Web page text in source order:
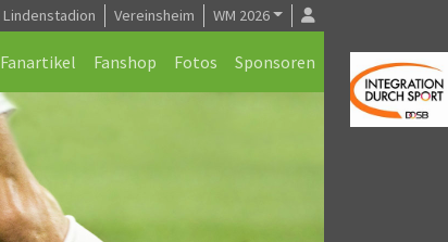
Lindenstadion Vereinsheim WM 2026
Fanartikel Fanshop Fotos Sponsoren